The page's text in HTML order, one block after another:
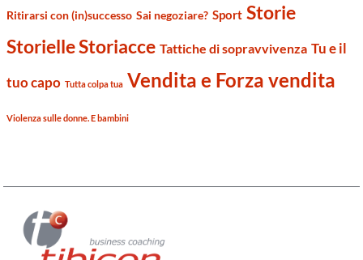
Ritirarsi con (in)successo Sai negoziare? Sport Storie
Storielle Storiacce Tattiche di sopravvivenza Tu e il
tuo capo Tutta colpa tua Vendita e Forza vendita
Violenza sulle donne. E bambini